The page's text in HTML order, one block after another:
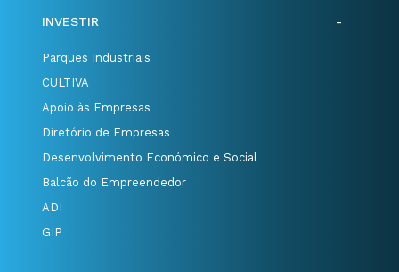
INVESTIR
Parques Industriais
CULTIVA
Apoio às Empresas
Diretório de Empresas
Desenvolvimento Económico e Social
Balcão do Empreendedor
ADI
GIP